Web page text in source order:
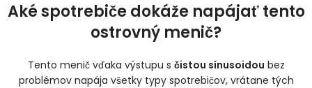
Aké spotrebiče dokáže napájať tento
ostrovný menič?
Tento menič vďaka výstupu s čistou sínusoidou bez
problémov napája všetky typy spotrebičov, vrátane tých